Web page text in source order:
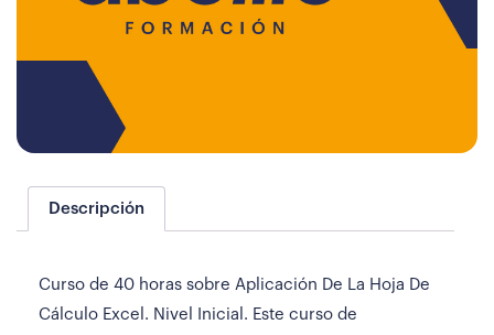
Descripción
Curso de 40 horas sobre Aplicación De La Hoja De
Cálculo Excel. Nivel Inicial. Este curso de